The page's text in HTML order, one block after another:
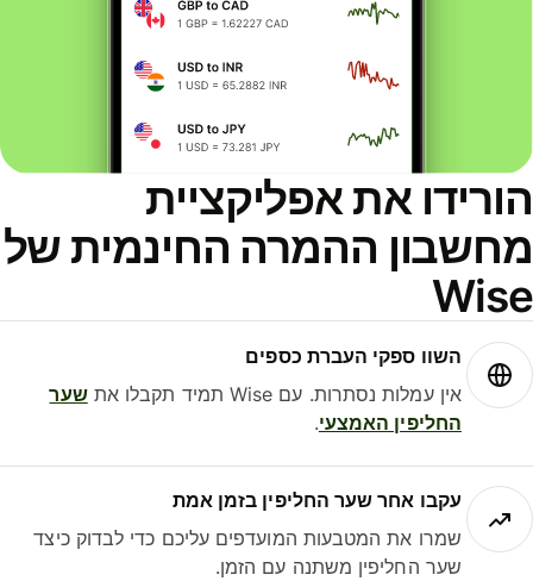
את אפליקציית
ההמרה החינמית של
השוו ספקי העברת כספים
אין עמלות נסתרות. עם Wise תמיד תקבלו את
שער
החליפין האמצעי.
עקבו אחר שער החליפין בזמן אמת
שמרו את המטבעות המועדפים עליכם כדי לבדוק כיצד
שער החליפין משתנה עם הזמן.